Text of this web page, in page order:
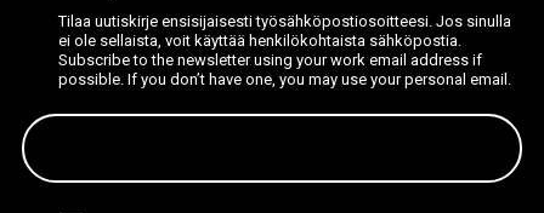
Tilaa uutiskirje ensisijaisesti työsähköpostiosoitteesi. Jos sinulla
ei ole sellaista, voit käyttää henkilökohtaista sähköpostia.
Subscribe to the newsletter using your work email address if
possible. If you don’t have one, you may use your personal email.